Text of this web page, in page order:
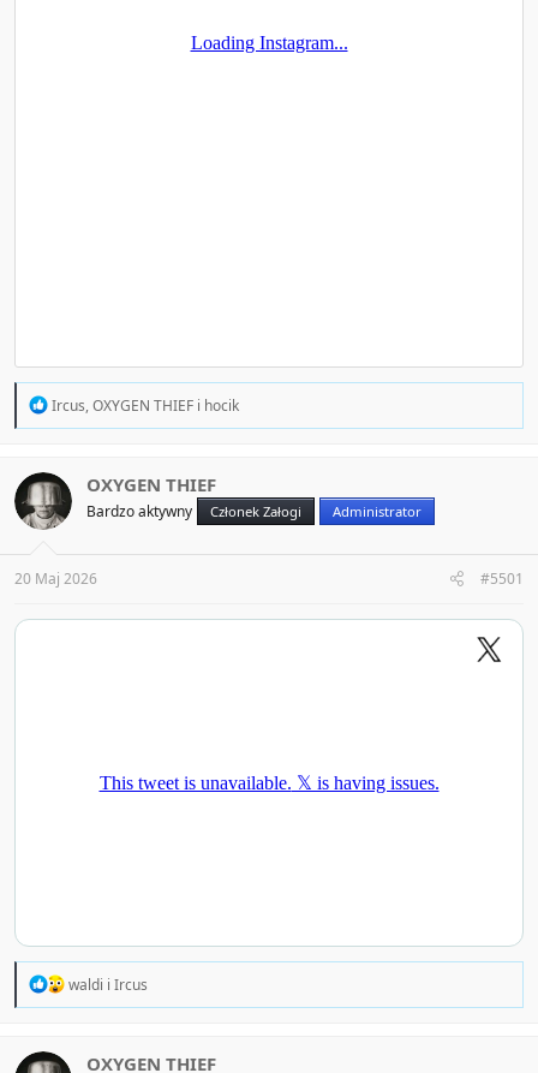
R
t
i
o
s
:
Ircus,OXYGEN THIEF i hocik
OXYGEN THIEF
Bardzo aktywny Członek Załogi Administrator
20 Maj 2026 #5501
R
waldi i Ircus
OXYGEN THIEF